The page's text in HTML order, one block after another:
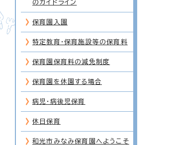
のガイドライン
保育園入園
特定教育・保育施設等の保育料
保育園保育料の減免制度
保育園を休園する場合
病児・病後児保育
休日保育
和光市みなみ保育園へようこそ